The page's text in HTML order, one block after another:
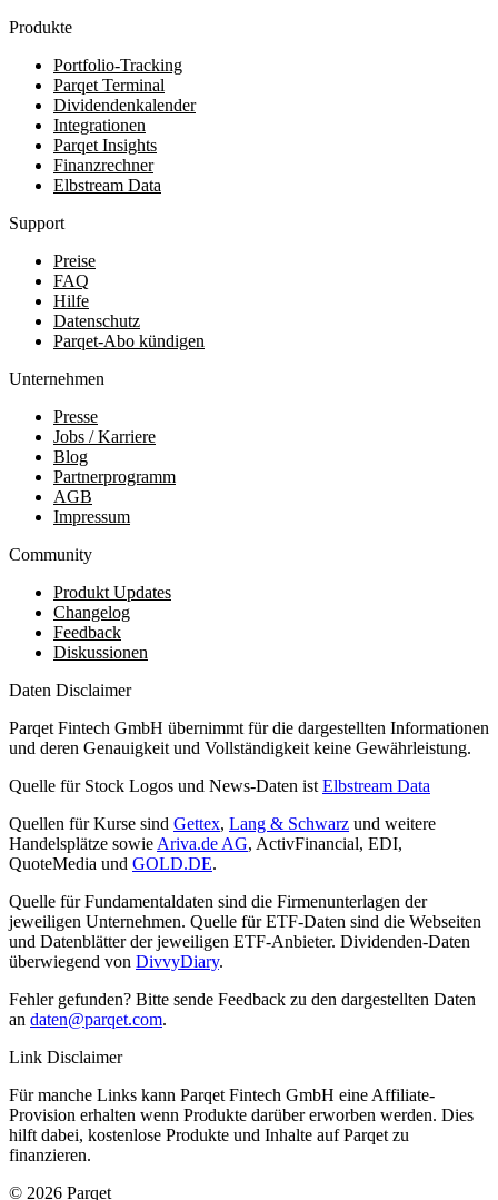
Produkte
Portfolio-Tracking
Parqet Terminal
Dividendenkalender
Integrationen
Parqet Insights
Finanzrechner
Elbstream Data
Support
Preise
FAQ
Hilfe
Datenschutz
Parqet-Abo kündigen
Unternehmen
Presse
Jobs / Karriere
Blog
Partnerprogramm
AGB
Impressum
Community
Produkt Updates
Changelog
Feedback
Diskussionen
Daten Disclaimer
Parqet Fintech GmbH übernimmt für die dargestellten Informationen
und deren Genauigkeit und Vollständigkeit keine Gewährleistung.
Quelle für Stock Logos und News-Daten ist Elbstream Data
Quellen für Kurse sind Gettex, Lang & Schwarz und weitere
Handelsplätze sowie Ariva.de AG, ActivFinancial, EDI,
QuoteMedia und GOLD.DE.
Quelle für Fundamentaldaten sind die Firmenunterlagen der
jeweiligen Unternehmen. Quelle für ETF-Daten sind die Webseiten
und Datenblätter der jeweiligen ETF-Anbieter. Dividenden-Daten
überwiegend von DivvyDiary.
Fehler gefunden? Bitte sende Feedback zu den dargestellten Daten
an daten@parqet.com.
Link Disclaimer
Für manche Links kann Parqet Fintech GmbH eine Affiliate-
Provision erhalten wenn Produkte darüber erworben werden. Dies
hilft dabei, kostenlose Produkte und Inhalte auf Parqet zu
finanzieren.
© 2026 Parqet